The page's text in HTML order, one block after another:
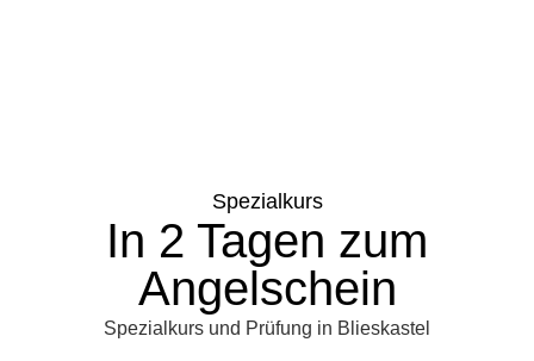
Spezialkurs
In 2 Tagen zum
Angelschein
Spezialkurs und Prüfung in Blieskastel